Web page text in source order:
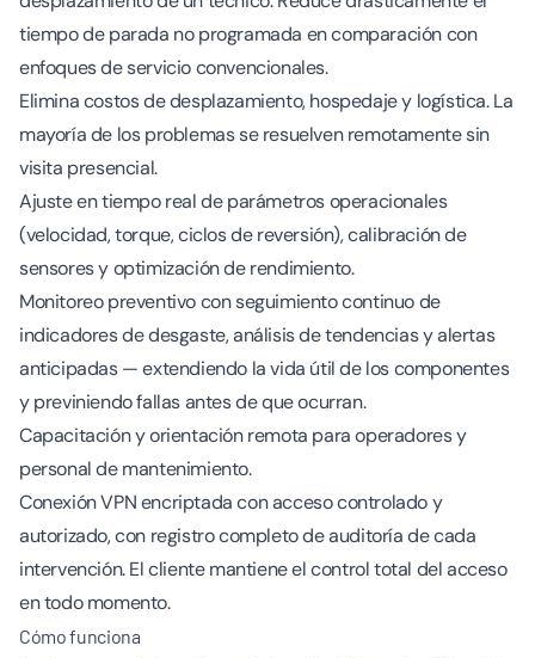
tiempo de parada no programada en comparación con
enfoques de servicio convencionales.
Elimina costos de desplazamiento, hospedaje y logística. La
mayoría de los problemas se resuelven remotamente sin
visita presencial.
Ajuste en tiempo real de parámetros operacionales
(velocidad, torque, ciclos de reversión), calibración de
sensores y optimización de rendimiento.
Monitoreo preventivo con seguimiento continuo de
indicadores de desgaste, análisis de tendencias y alertas
anticipadas — extendiendo la vida útil de los componentes
y previniendo fallas antes de que ocurran.
Capacitación y orientación remota para operadores y
personal de mantenimiento.
Conexión VPN encriptada con acceso controlado y
autorizado, con registro completo de auditoría de cada
intervención. El cliente mantiene el control total del acceso
en todo momento.
Cómo funciona